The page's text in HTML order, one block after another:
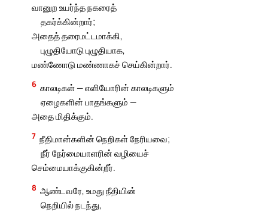
வானுற உயர்ந்த நகரைத்
தகர்க்கின்றார்;
அதைத் தரைமட்டமாக்கி,
புழுதியோடு புழுதியாக,
மண்ணோடு மண்ணாகச் செய்கின்றார்.
6 காலடிகள் — எளியோரின் காலடிகளும்
ஏழைகளின் பாதங்களும் —
அதை மிதிக்கும்.
7 நீதிமான்களின் நெறிகள் நேரியவை;
நீர் நேர்மையாளரின் வழியைச்
செம்மையாக்குகின்றீர்.
8 ஆண்டவரே, உமது நீதியின்
நெறியில் நடந்து,